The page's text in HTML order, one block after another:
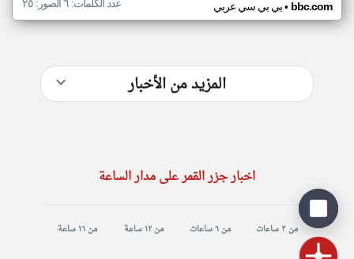
بي بي سي عربي• bbc.com عدد الكلمات: ٦ الصور: ٢٥
المزيد من الأخبار
اخبار جزر القمر على مدار الساعة
من ٣ ساعات من ٦ ساعات من ١٢ ساعة من ١٦ ساعة